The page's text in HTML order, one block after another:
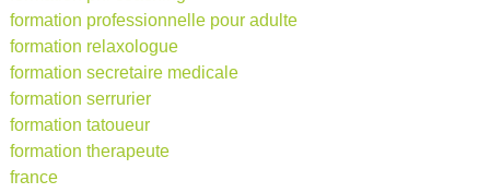
formation professionnelle pour adulte
formation relaxologue
formation secretaire medicale
formation serrurier
formation tatoueur
formation therapeute
france